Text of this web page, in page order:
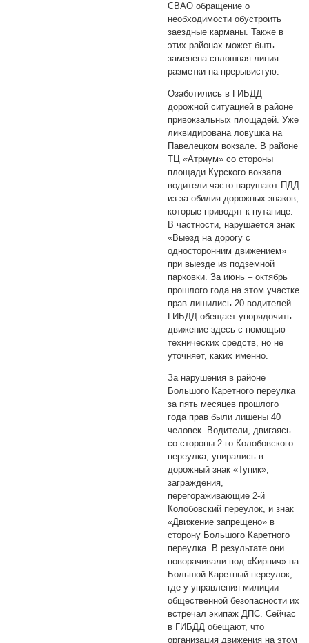
СВАО обращение о
необходимости обустроить
заездные карманы. Также в
этих районах может быть
заменена сплошная линия
разметки на прерывистую.
Озаботились в ГИБДД
дорожной ситуацией в районе
привокзальных площадей. Уже
ликвидирована ловушка на
Павелецком вокзале. В районе
ТЦ «Атриум» со стороны
площади Курского вокзала
водители часто нарушают ПДД
из-за обилия дорожных знаков,
которые приводят к путанице.
В частности, нарушается знак
«Выезд на дорогу с
односторонним движением»
при выезде из подземной
парковки. За июнь – октябрь
прошлого года на этом участке
прав лишились 20 водителей.
ГИБДД обещает упорядочить
движение здесь с помощью
технических средств, но не
уточняет, каких именно.
За нарушения в районе
Большого Каретного переулка
за пять месяцев прошлого
года прав были лишены 40
человек. Водители, двигаясь
со стороны 2-го Колобовского
переулка, упирались в
дорожный знак «Тупик»,
заграждения,
перегораживающие 2-й
Колобовский переулок, и знак
«Движение запрещено» в
сторону Большого Каретного
переулка. В результате они
поворачивали под «Кирпич» на
Большой Каретный переулок,
где у управления милиции
общественной безопасности их
встречал экипаж ДПС. Сейчас
в ГИБДД обещают, что
организация движения на этом